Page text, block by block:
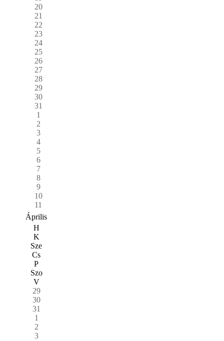
20
21
22
23
24
25
26
27
28
29
30
31
1
2
3
4
5
6
7
8
9
10
11
Április
H
K
Sze
Cs
P
Szo
V
29
30
31
1
2
3